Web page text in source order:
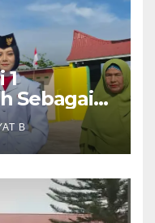
1
Sebagai
Tingkat
Kota
B